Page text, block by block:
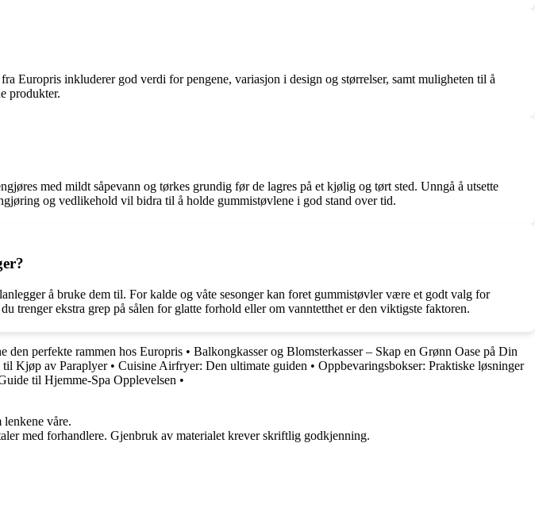
Europris inkluderer god verdi for pengene, variasjon i design og størrelser, samt muligheten til å
produkter.
med mildt såpevann og tørkes grundig før de lagres på et kjølig og tørt sted. Unngå å utsette
og vedlikehold vil bidra til å holde gummistøvlene i god stand over tid.
å bruke dem til. For kalde og våte sesonger kan foret gummistøvler være et godt valg for
trenger ekstra grep på sålen for glatte forhold eller om vanntetthet er den viktigste faktoren.
den perfekte rammen hos Europris • Balkongkasser og Blomsterkasser – Skap en Grønn Oase på Din
Kjøp av Paraplyer• Cuisine Airfryer: Den ultimate guiden • Oppbevaringsbokser: Praktiske løsninger
til Hjemme-Spa Opplevelsen •
våre.
med forhandlere. Gjenbruk av materialet krever skriftlig godkjenning.